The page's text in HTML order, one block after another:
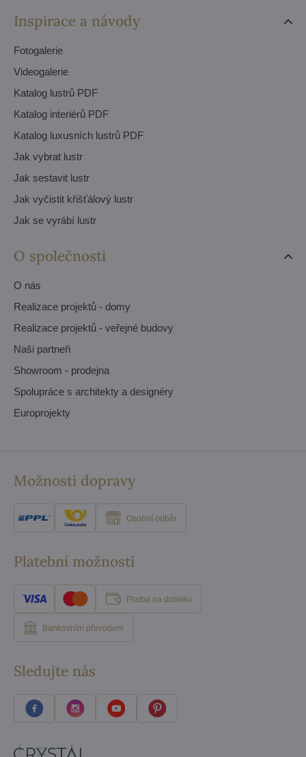
Inspirace a návody
Fotogalerie
Videogalerie
Katalog lustrů PDF
Katalog interiérů PDF
Katalog luxusních lustrů PDF
Jak vybrat lustr
Jak sestavit lustr
Jak vyčistit křišťálový lustr
Jak se vyrábí lustr
O společnosti
O nás
Realizace projektů - domy
Realizace projektů - veřejné budovy
Naši partneři
Showroom - prodejna
Spolupráce s architekty a designéry
Europrojekty
Možnosti dopravy
Osobní odběr
Platební možnosti
Platba na dobírku
Bankovním převodem
Sledujte nás